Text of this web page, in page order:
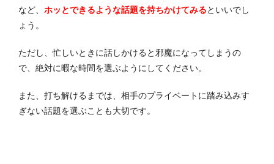
など、 ホッとできるような話題を持ちかけてみるといいでし
ょう。
ただし、忙しいときに話しかけると邪魔になってしまうの
で、絶対に暇な時間を選ぶようにしてください。
また、打ち解けるまでは、相手のプライベートに踏み込みす
ぎない話題を選ぶことも大切です。